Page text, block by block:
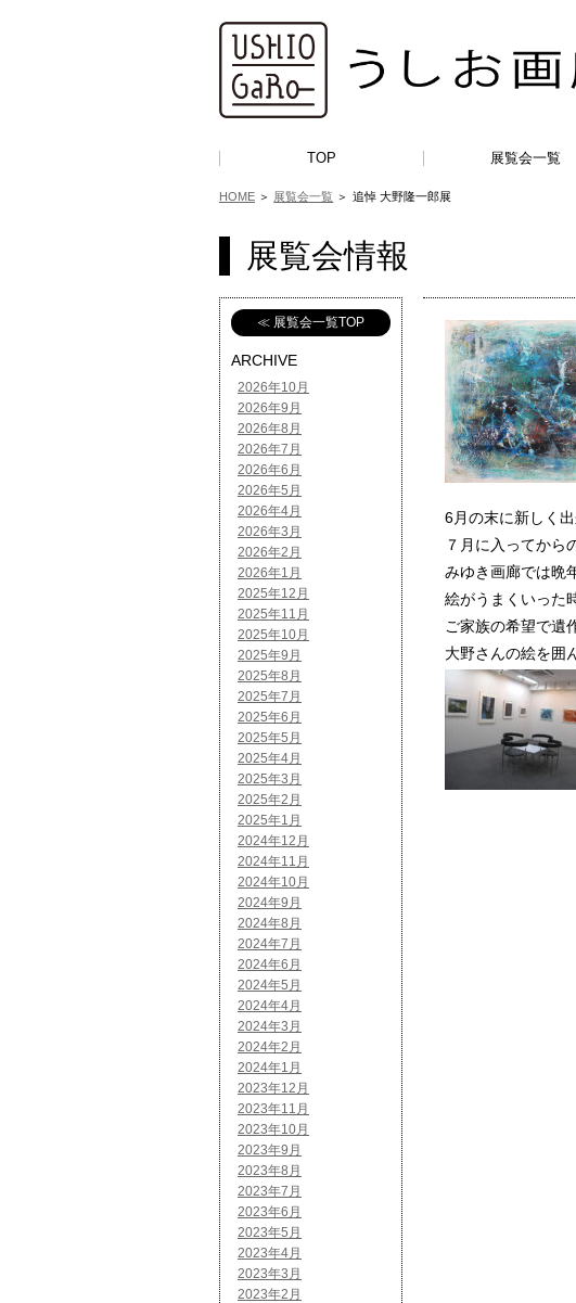
TOP 展覧会一覧
HOME ＞ 展覧会一覧 ＞ 追悼 大野隆一郎展
展覧会情報
6月の末に新しく
７月に入ってから
みゆき画廊では晩
絵がうまくいった
ご家族の希望で遺
大野さんの絵を囲
≪ 展覧会一覧TOP
ARCHIVE
2026年10月
2026年9月
2026年8月
2026年7月
2026年6月
2026年5月
2026年4月
2026年3月
2026年2月
2026年1月
2025年12月
2025年11月
2025年10月
2025年9月
2025年8月
2025年7月
2025年6月
2025年5月
2025年4月
2025年3月
2025年2月
2025年1月
2024年12月
2024年11月
2024年10月
2024年9月
2024年8月
2024年7月
2024年6月
2024年5月
2024年4月
2024年3月
2024年2月
2024年1月
2023年12月
2023年11月
2023年10月
2023年9月
2023年8月
2023年7月
2023年6月
2023年5月
2023年4月
2023年3月
2023年2月